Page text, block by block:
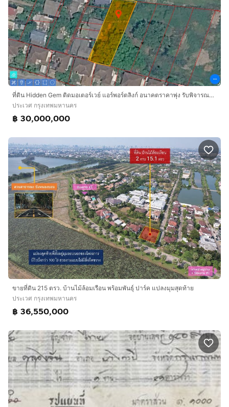
ที่ดิน Hidden Gem ติดมอเตอร์เวย์ แอร์พอร์ตลิงก์ อนาคตราคาพุ่ง รับพิจารณาทุกข้อเสนอ
ประเวศ กรุงเทพมหานคร
฿ 30,000,000
ขายที่ดิน 215 ตรว. บ้านไม้ล้อมเรือน พร้อมพันธุ์ ปาร์ค แปลงมุมสุดท้าย
ประเวศ กรุงเทพมหานคร
฿ 36,550,000